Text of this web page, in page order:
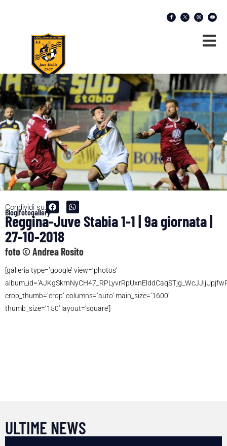
Condividi su:
Blog|fotogallery
Reggina-Juve Stabia 1-1 | 9a giornata |
27-10-2018
foto © Andrea Rosito
[galleria type=’google’ view=’photos’
crop_thumb=’crop’ columns=’auto’ main_size=’1600′
thumb_size=’150′ layout=’square’]
ULTIME NEWS